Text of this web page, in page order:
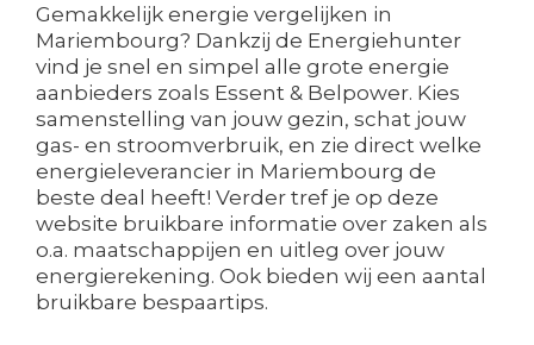
Gemakkelijk energie vergelijken in
Mariembourg? Dankzij de Energiehunter
vind je snel en simpel alle grote energie
aanbieders zoals Essent & Belpower. Kies
samenstelling van jouw gezin, schat jouw
gas- en stroomverbruik, en zie direct welke
energieleverancier in Mariembourg de
beste deal heeft! Verder tref je op deze
website bruikbare informatie over zaken als
o.a. maatschappijen en uitleg over jouw
energierekening. Ook bieden wij een aantal
bruikbare bespaartips.